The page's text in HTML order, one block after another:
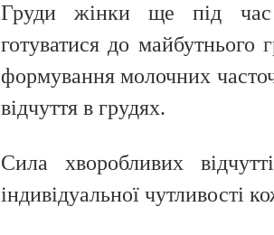
Груди жінки ще під час
готуватися до майбутнього
формування молочних
відчуття в грудях.
Сила хворобливих
індивідуальної чутливості